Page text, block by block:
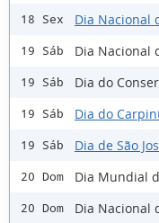
18 Sex Dia Nacional
19 Sáb Dia Nacional
19 Sáb Dia do
19 Sáb Dia do
19 Sáb Dia de São
20 Dom Dia Mundial
20 Dom Dia Nacional